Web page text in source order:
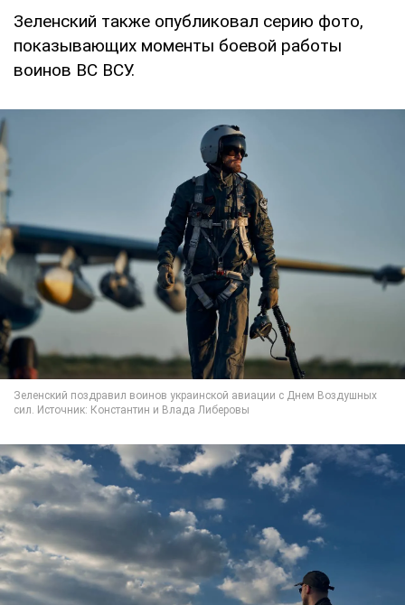
Зеленский также опубликовал серию фото,
показывающих моменты боевой работы
воинов ВС ВСУ.